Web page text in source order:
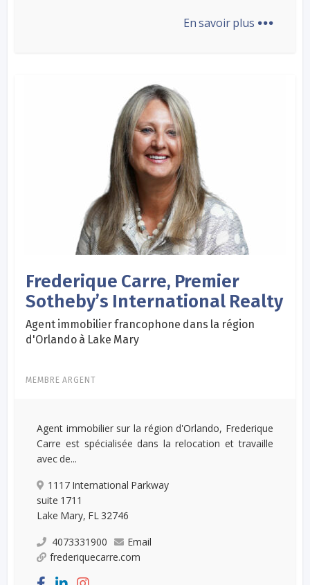
En savoir plus ...
Frederique Carre, Premier
Sotheby’s International Realty
Agent immobilier francophone dans la région
d'Orlando à Lake Mary
MEMBRE ARGENT
Agent immobilier sur la région d'Orlando, Frederique
Carre est spécialisée dans la relocation et travaille
avec de...
1117 International Parkway
suite 1711
Lake Mary, FL 32746
4073331900
Email
frederiquecarre.com